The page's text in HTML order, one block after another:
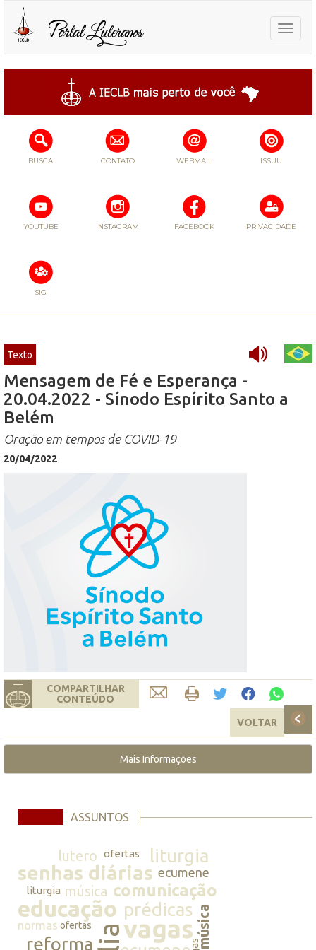
Toggle
BUSCA CONTATO WEBMAIL ISSUU
YOUTUBE INSTAGRAM FACEBOOK PRIVACIDADE
SIG
Texto
Mensagem de Fé e Esperança -
20.04.2022 - Sínodo Espírito Santo a
Belém
Oração em tempos de COVID-19
20/04/2022
COMPARTILHAR
CONTEÚDO
VOLTAR
Mais Informações
ASSUNTOS
lutero ofertas liturgia
senhas diárias ecumene
liturgia música comunicação
educação prédicasmúsica
normas ofertas vagas
reforma